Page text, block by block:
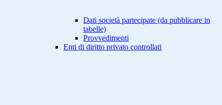
Dati società partecipate (da pubblicare in
tabelle)
Provvedimenti
Enti di diritto privato controllati